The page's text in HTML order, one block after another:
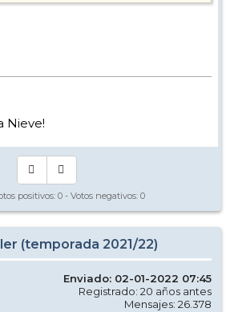
Nieve!
positivos: 0 - Votos negativos: 0
(temporada 2021/22)
Enviado: 02-01-2022 07:45
Registrado: 20 años antes
Mensajes: 26.378